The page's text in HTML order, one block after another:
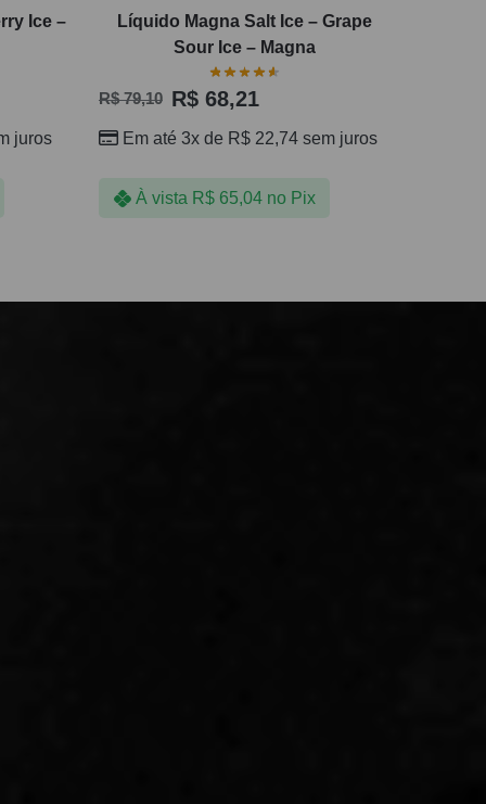
Ice –
juros
Líquido Magna Salt Ice – Grape
Sour Ice – Magna
R$79,10 R$68,21
Em até 3x de R$22,74sem juros
À vista R$65,04 no Pix